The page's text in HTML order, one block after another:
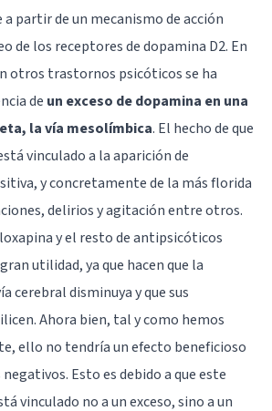
a partir de un mecanismo de acción
de los receptores de dopamina D2. En
otros trastornos psicóticos se ha
de un exceso de dopamina en una
la vía mesolímbica. El hecho de que
vinculado a la aparición de
y concretamente de la más florida
delirios y agitación entre otros.
y el resto de antipsicóticos
utilidad, ya que hacen que la
cerebral disminuya y que sus
Ahora bien, tal y como hemos
ello no tendría un efecto beneficioso
Esto es debido a que este
vinculado no a un exceso, sino a un